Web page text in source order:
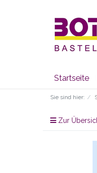
Startseite
Sie sind hier:
Zur